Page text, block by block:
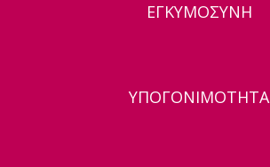
ΕΓΚΥΜΟΣΥΝΗ
ΥΠΟΓΟΝΙΜΟΤΗΤΑ